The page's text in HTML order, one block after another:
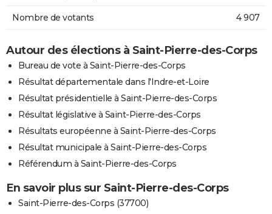
Nombre de votants 4 907
Autour des élections à Saint-Pierre-des-Corps
Bureau de vote à Saint-Pierre-des-Corps
Résultat départementale dans l'Indre-et-Loire
Résultat présidentielle à Saint-Pierre-des-Corps
Résultat législative à Saint-Pierre-des-Corps
Résultats européenne à Saint-Pierre-des-Corps
Résultat municipale à Saint-Pierre-des-Corps
Référendum à Saint-Pierre-des-Corps
En savoir plus sur Saint-Pierre-des-Corps
Saint-Pierre-des-Corps (37700)